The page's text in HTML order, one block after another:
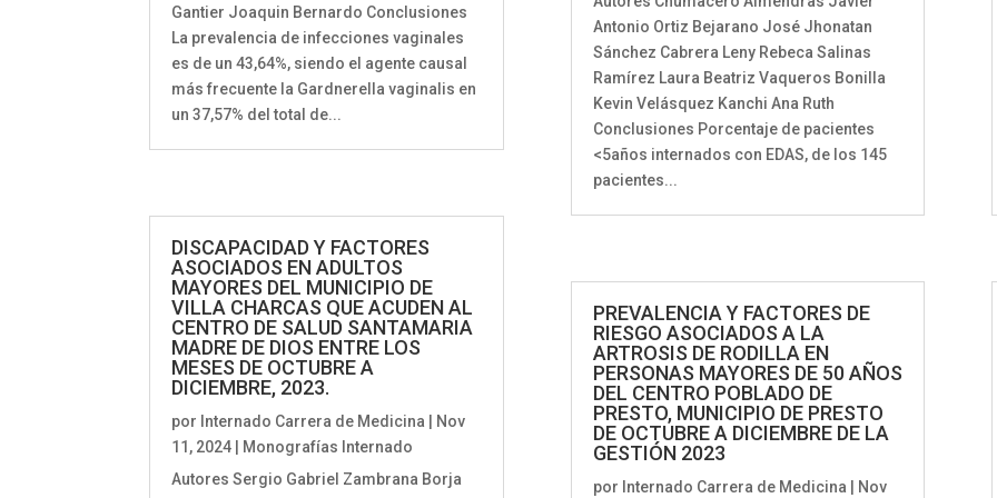
Gantier Joaquin Bernardo Conclusiones
La prevalencia de infecciones vaginales
es de un 43,64%, siendo el agente causal
más frecuente la Gardnerella vaginalis en
un 37,57% del total de...
DISCAPACIDAD Y FACTORES
ASOCIADOS EN ADULTOS
MAYORES DEL MUNICIPIO DE
VILLA CHARCAS QUE ACUDEN AL
CENTRO DE SALUD SANTAMARIA
MADRE DE DIOS ENTRE LOS
MESES DE OCTUBRE A
DICIEMBRE, 2023.
por Internado Carrera de Medicina
Nov
11, 2024
Monografías Internado
Autores Sergio Gabriel Zambrana Borja
Antonio Ortiz Bejarano José Jhonatan
Sánchez Cabrera Leny Rebeca Salinas
Ramírez Laura Beatriz Vaqueros Bonilla
Kevin Velásquez Kanchi Ana Ruth
Conclusiones Porcentaje de pacientes
<5años internados con EDAS, de los 145
pacientes...
PREVALENCIA Y FACTORES DE
RIESGO ASOCIADOS A LA
ARTROSIS DE RODILLA EN
PERSONAS MAYORES DE 50 AÑOS
DEL CENTRO POBLADO DE
PRESTO, MUNICIPIO DE PRESTO
DE OCTUBRE A DICIEMBRE DE LA
GESTIÓN 2023
por Internado Carrera de Medicina Nov